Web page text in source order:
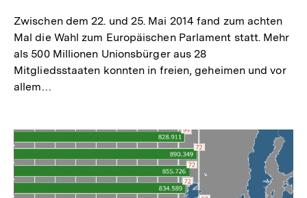
Zwischen dem 22. und 25. Mai 2014 fand zum achten
Mal die Wahl zum Europäischen Parlament statt. Mehr
als 500 Millionen Unionsbürger aus 28
Mitgliedsstaaten konnten in freien, geheimen und vor
allem…